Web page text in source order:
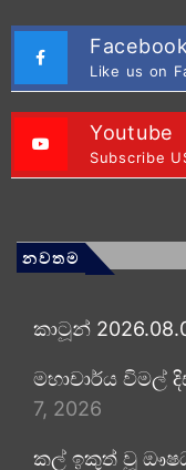
Facebook
Like us on
Youtube
Subscribe
නවතම
කාටූන්
මහාචාර්ය විමල්
7, 2026
කල් ඉකුත් වූ